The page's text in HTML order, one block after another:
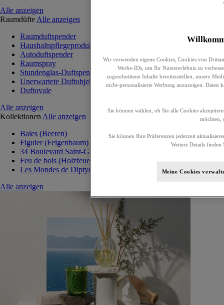
Alle anzeigen
Raumdüfte Alle anzeigen
Raumduftspender
Haushaltspflegeprodukte
Autoduftspender
Raumspray
Stundenglas-Duftspender
Unerwartete Duftobjekte
Duftovale
Alle anzeigen
Kollektionen Alle anzeigen
Baies (Beeren)
Figuier (Feigenbaum)
34 Boulevard Saint-Germain
Feu de bois (Holzfeuer)
Les Mondes de Diptyque
Alle anzeigen
Wir verwenden eigene Cookies, Cookies von
Werbe-IDs, um Ihr Nutzererlebnis zu
zugeschnittene Inhalte bereitzustellen, unsere
nicht-personalisierte Werbung anzuzeigen. Daten
Sie können wählen, ob Sie alle Cookies
möchten,
Sie können Ihre Präferenzen jederzeit
Weitere Details finden
Meine Cookies